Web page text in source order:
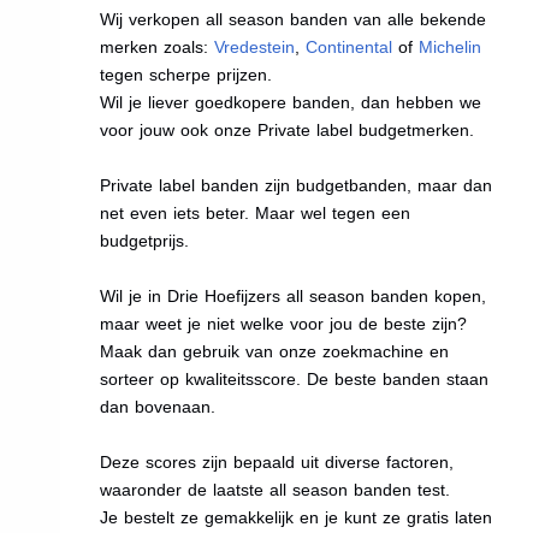
Wij verkopen all season banden van alle bekende
merken zoals:Vredestein ,Continental of Michelin
tegen scherpe prijzen.
Wil je liever goedkopere banden, dan hebben we
voor jouw ook onze Private label budgetmerken.
Private label banden zijn budgetbanden, maar dan
net even iets beter. Maar wel tegen een
budgetprijs.
Wil je in Drie Hoefijzers all season banden kopen,
maar weet je niet welke voor jou de beste zijn?
Maak dan gebruik van onze zoekmachine en
sorteer op kwaliteitsscore. De beste banden staan
dan bovenaan.
Deze scores zijn bepaald uit diverse factoren,
waaronder de laatste all season banden test.
Je bestelt ze gemakkelijk en je kunt ze gratis laten